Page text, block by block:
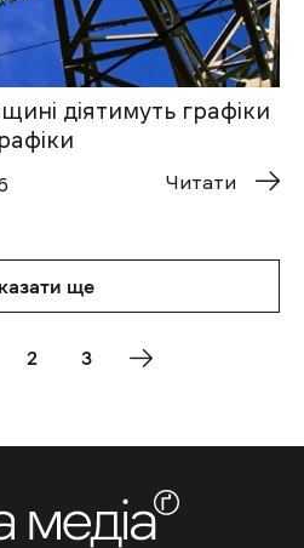
діятимуть графіки
Читати
ще
2 3